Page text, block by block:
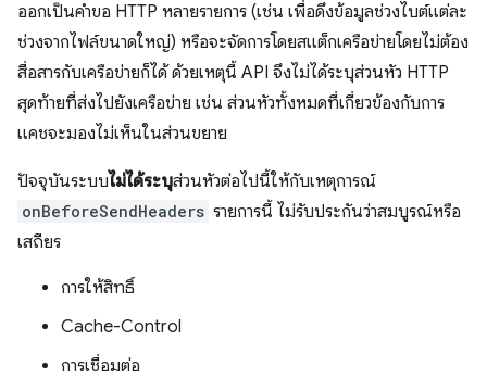
ออกเป็นคำขอ HTTP หลายรายการ (เช่น เพื่อดึงข้อมูลช่วงไบต์แต่ละ
ช่วงจากไฟล์ขนาดใหญ่) หรือจะจัดการโดยสแต็กเครือข่ายโดยไม่ต้อง
สื่อสารกับเครือข่ายก็ได้ ด้วยเหตุนี้ API จึงไม่ได้ระบุส่วนหัว HTTP
สุดท้ายที่ส่งไปยังเครือข่าย เช่น ส่วนหัวทั้งหมดที่เกี่ยวข้องกับการ
แคชจะมองไม่เห็นในส่วนขยาย
ปัจจุบันระบบไม่ได้ระบุส่วนหัวต่อไปนี้ให้กับเหตุการณ์
onBeforeSendHeaders รายการนี้ ไม่รับประกันว่าสมบูรณ์หรือ
เสถียร
การให้สิทธิ์
Cache-Control
การเชื่อมต่อ